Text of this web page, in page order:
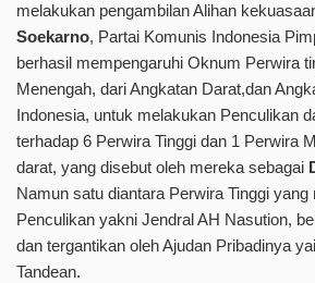
melakukan pengambilan Alihan
Soekarno, Partai Komunis Indonesia
berhasil mempengaruhi Oknum Perwira
Menengah, dari Angkatan Darat,dan
Indonesia, untuk melakukan Penculikan
terhadap 6 Perwira Tinggi dan 1 Perwira
darat, yang disebut oleh mereka sebagai
Namun satu diantara Perwira Tinggi yang
Penculikan yakni Jendral AH Nasution,
dan tergantikan oleh Ajudan Pribadinya
Tandean.